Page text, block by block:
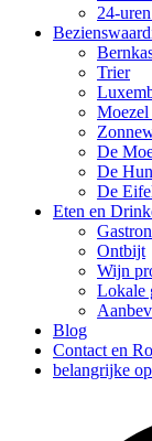
24-
Trier
Moezel
De
De
De
Eten en
Ontbijt
Wijn
Lokale
Blog
Contact en
belangrijke